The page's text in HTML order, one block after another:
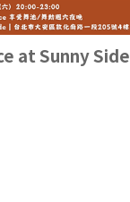
at Sunny Side